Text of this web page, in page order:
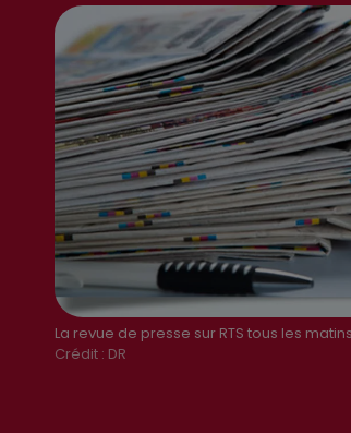
La revue de presse sur RTS tous les
Crédit : DR